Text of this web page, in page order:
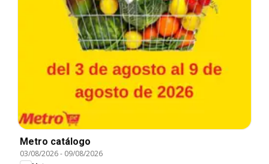
Metro catálogo
03/08/2026- 09/08/2026